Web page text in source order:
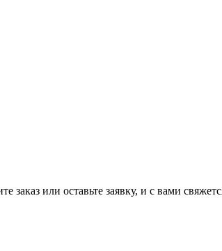
или оставьте заявку, и с вами